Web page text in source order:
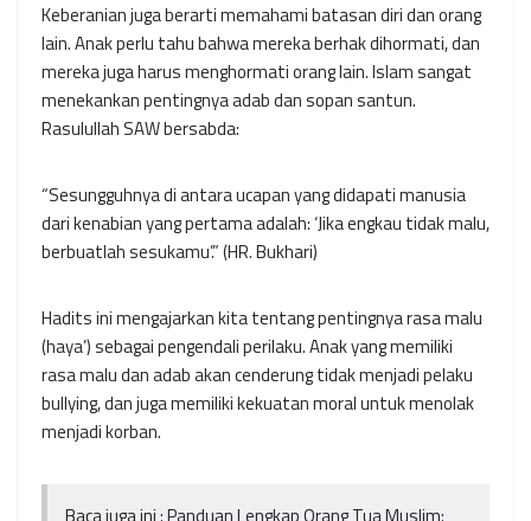
Keberanian juga berarti memahami batasan diri dan orang
lain. Anak perlu tahu bahwa mereka berhak dihormati, dan
mereka juga harus menghormati orang lain. Islam sangat
menekankan pentingnya adab dan sopan santun.
Rasulullah SAW bersabda:
“Sesungguhnya di antara ucapan yang didapati manusia
dari kenabian yang pertama adalah: ‘Jika engkau tidak malu,
berbuatlah sesukamu’.”(HR. Bukhari)
Hadits ini mengajarkan kita tentang pentingnya rasa malu
(haya’) sebagai pengendali perilaku. Anak yang memiliki
rasa malu dan adab akan cenderung tidak menjadi pelaku
bullying, dan juga memiliki kekuatan moral untuk menolak
menjadi korban.